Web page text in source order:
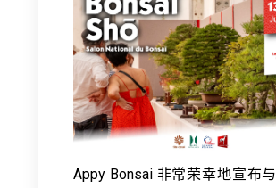
Appy Bonsai 非常荣幸地宣布与